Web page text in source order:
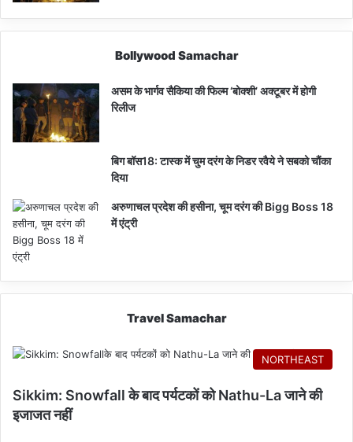
Bollywood Samachar
असम के भार्गव सैकिया की फिल्म ‘बोक्शी’ अक्टूबर में होगी
रिलीज
बिग बॉस18: टास्क में चुम दरंग के निडर रवैये ने सबको चौंका
दिया
अरुणाचल प्रदेश की हसीना, चूम दरंग की Bigg Boss 18
में एंट्री
Travel Samachar
NORTHEAST
Sikkim: Snowfall के बाद पर्यटकों को Nathu-La जाने की
इजाजत नहीं